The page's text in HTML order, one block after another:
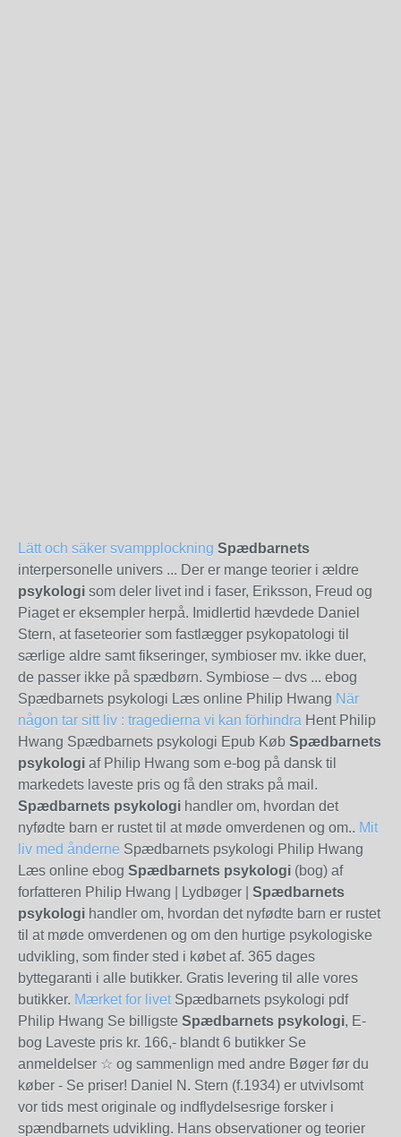
Lätt och säker svampplockning Spædbarnets
interpersonelle univers ... Der er mange teorier i ældre
psykologi som deler livet ind i faser, Eriksson, Freud og
Piaget er eksempler herpå. Imidlertid hævdede Daniel
Stern, at faseteorier som fastlægger psykopatologi til
særlige aldre samt fikseringer, symbioser mv. ikke duer,
de passer ikke på spædbørn. Symbiose – dvs ... ebog
Spædbarnets psykologi Læs online Philip Hwang När
någon tar sitt liv : tragedierna vi kan förhindra Hent Philip
Hwang Spædbarnets psykologi Epub Køb Spædbarnets
psykologi af Philip Hwang som e-bog på dansk til
markedets laveste pris og få den straks på mail.
Spædbarnets psykologi handler om, hvordan det
nyfødte barn er rustet til at møde omverdenen og om.. Mit
liv med ånderne Spædbarnets psykologi Philip Hwang
Læs online ebog Spædbarnets psykologi (bog) af
forfatteren Philip Hwang | Lydbøger | Spædbarnets
psykologi handler om, hvordan det nyfødte barn er rustet
til at møde omverdenen og om den hurtige psykologiske
udvikling, som finder sted i købet af. 365 dages
byttegaranti i alle butikker. Gratis levering til alle vores
butikker. Mærket for livetSpædbarnets psykologi pdf
Philip Hwang Se billigste Spædbarnets psykologi, E-
bog Laveste pris kr. 166,- blandt 6 butikker Se
anmeldelser ☆ og sammenlign med andre Bøger før du
køber - Se priser! Daniel N. Stern (f.1934) er utvivlsomt
vor tids mest originale og indflydelsesrige forsker i
spændbarnets udvikling. Hans observationer og teorier